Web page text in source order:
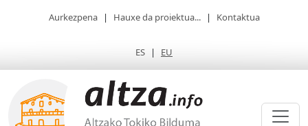
Aurkezpena | Hauxe da proiektua... | Kontaktua
ES | EU